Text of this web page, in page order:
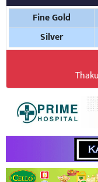
Fine Gold
Silver